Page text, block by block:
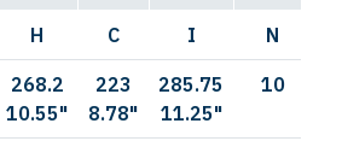
H C I N
268.2
10.55"
223
8.78"
285.75
11.25"
10